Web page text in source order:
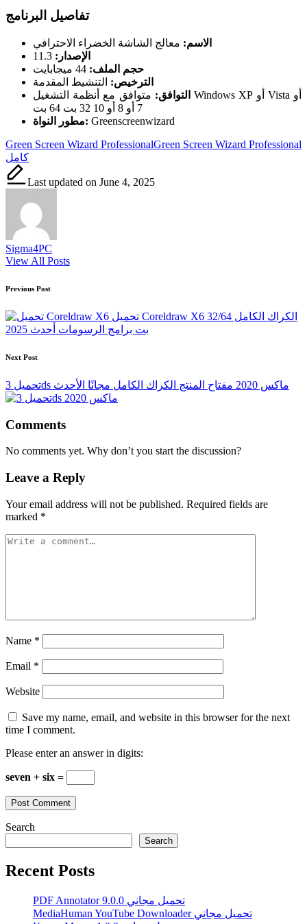
تفاصيل البرنامج
الاسم: معالج الشاشة الخضراء الاحترافي
الإصدار:
حجم الملف:
الترخيص: التنشيط المقدمة
التوافق: متوافق مع أنظمة التشغيل Windows XP أو Vista أو
7 أو 8 أو 10 32 بت 64 بت
مطور النواة: Greenscreenwizard
Tags:
Green Screen Wizard ProfessionalGreen Screen Wizard Professional
كامل
Last updated on June 4, 2025
Sigma4PC
View All Posts
Post
navigation
Previous Post
تحميل Coreldraw X6 الكراك الكامل 32/64
بت برامج الرسومات أحدث 2025
Next Post
تحميل 3ds ماكس 2020 مفتاح المنتج الكراك الكامل مجانًا الأحدث
Comments
No comments yet. Why don’t you start the discussion?
Leave a Reply
Your email address will not be published. Required fields are
marked *
Name *
Email *
Website
Save my name, email, and website in this browser for the next
time I comment.
Please enter an answer in digits:
seven + six =
Search
Search
Recent Posts
PDF Annotator 9.0.0 تحميل مجاني
MediaHuman YouTube Downloader تحميل مجاني